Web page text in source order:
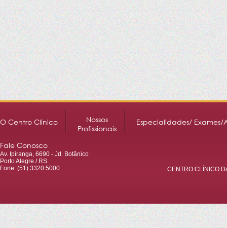
O Centro Clínico
Nossos
Profissionais
Especialidades/ Exames/
Fale Conosco
Av. Ipiranga, 6690 - Jd. Botânico
Porto Alegre / RS
Fone: (51) 3320.5000
CENTRO CLÍNICO